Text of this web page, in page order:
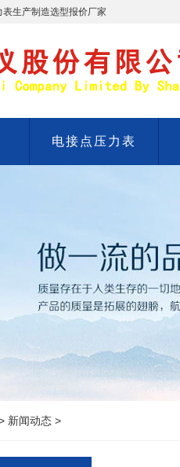
生产制造选型报价厂家
电接点压力表
新闻动态 >